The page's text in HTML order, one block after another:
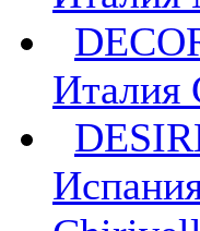
Италия